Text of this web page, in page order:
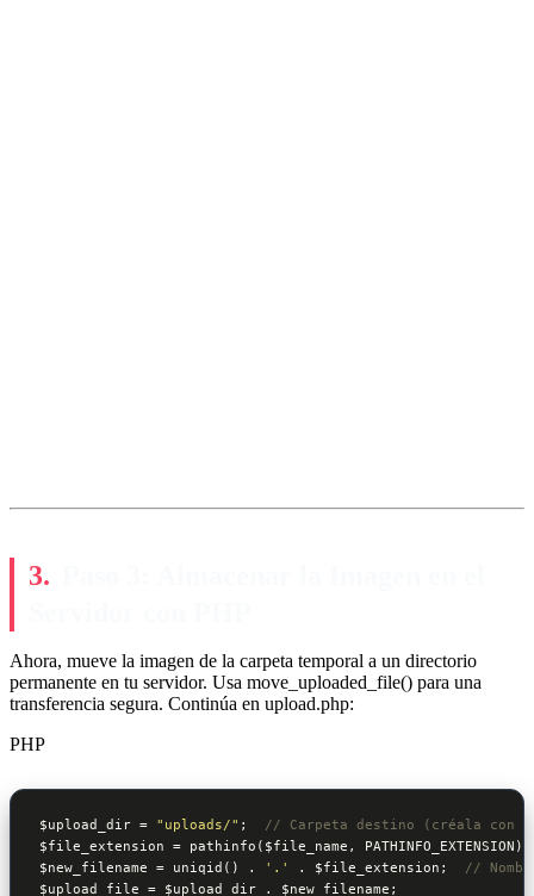
Ahora, mueve la imagen de la carpeta temporal a un directorio
permanente en tu servidor. Usa move_uploaded_file() para una
transferencia segura. Continúa en upload.php:
PHP
$upload_dir = "uploads/" ; // Carpeta destino (créala con
$file_extension = pathinfo( $file_name
$new_filename = uniqid() . '.' . $file_extension ; //
$upload_file = $upload_dir . $new_filename ;